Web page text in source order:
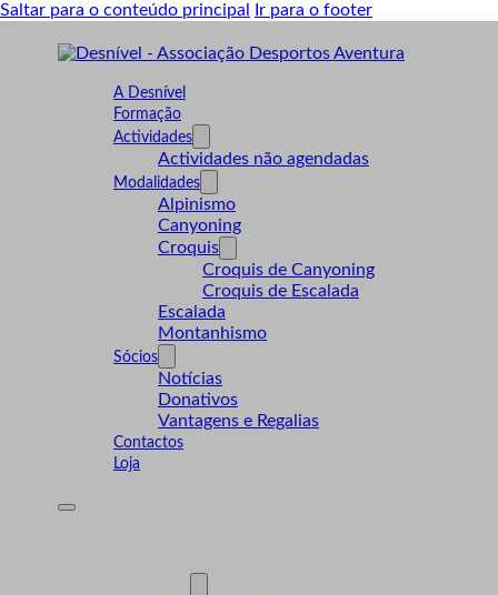
Saltar para o conteúdo principal Ir para o footer
A Desnível
Formação
Actividades
Actividades não agendadas
Modalidades
Alpinismo
Canyoning
Croquis
Croquis de Canyoning
Croquis de Escalada
Escalada
Montanhismo
Sócios
Notícias
Donativos
Vantagens e Regalias
Contactos
Loja